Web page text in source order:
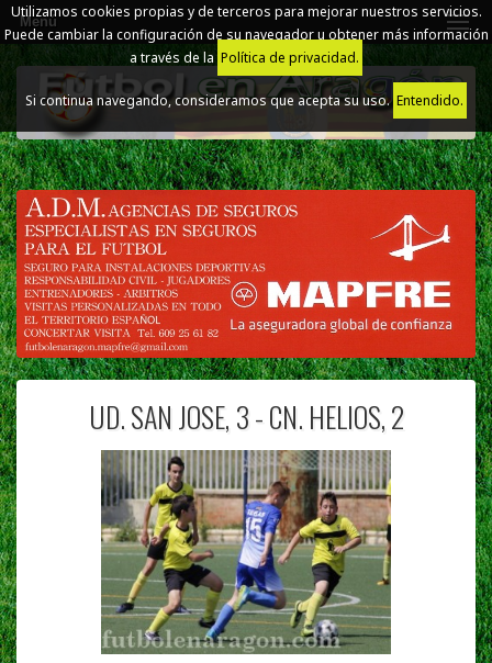
Utilizamos cookies propias y de terceros para mejorar nuestros servicios.
Puede cambiar la configuración de su navegador u obtener más información
a través de la Política de privacidad.
Si continua navegando, consideramos que acepta su uso.Entendido.
Menú
UD. SAN JOSE, 3 - CN. HELIOS, 2